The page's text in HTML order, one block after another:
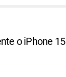
o iPhone 15